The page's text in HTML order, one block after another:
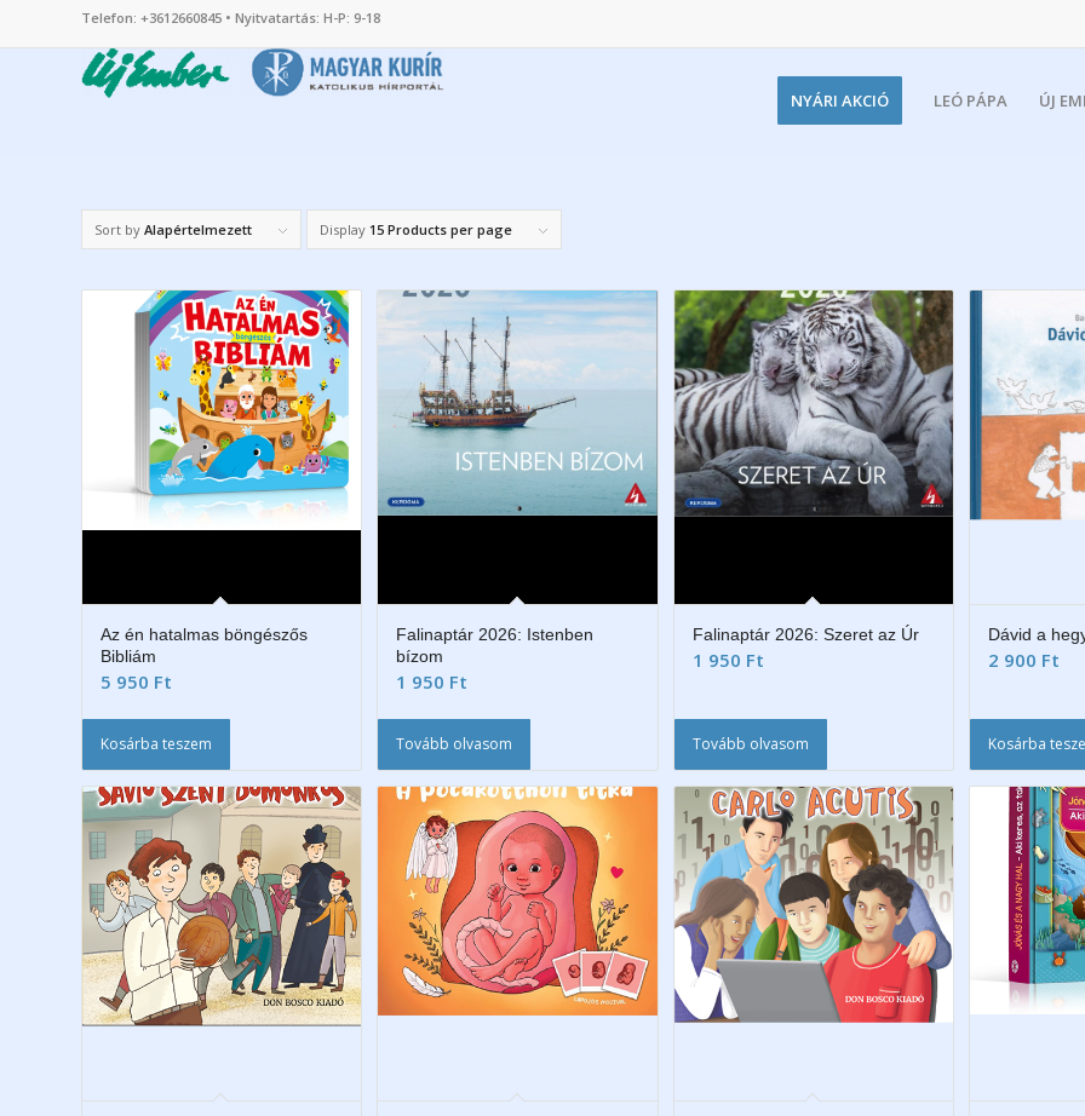
Telefon: +3612660845 • Nyitvatartás: H-P: 9-18
NYÁRI AKCIÓ LEÓ PÁPA ÚJ
Sort by Alapértelmezett Display 15 Products per page
Az én hatalmas böngészős
Bibliám
5 950 Ft
Kosárba teszem
Falinaptár 2026: Istenben
bízom
1 950 Ft
Tovább olvasom
Falinaptár 2026: Szeret az Úr
1 950 Ft
Tovább olvasom
Dávid a
2 900 Ft
Kosárba